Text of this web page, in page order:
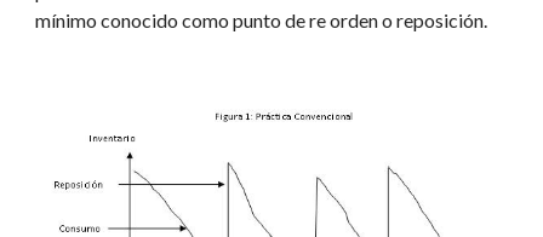
mínimo conocido como punto de re orden o reposición.